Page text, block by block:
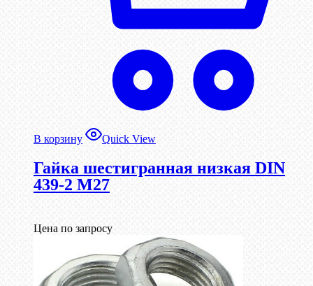
В корзину Quick View
Гайка шестигранная низкая DIN
439-2 М27
Цена по запросу